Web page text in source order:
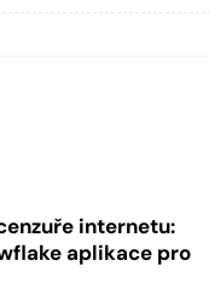
internetu:
aplikace pro